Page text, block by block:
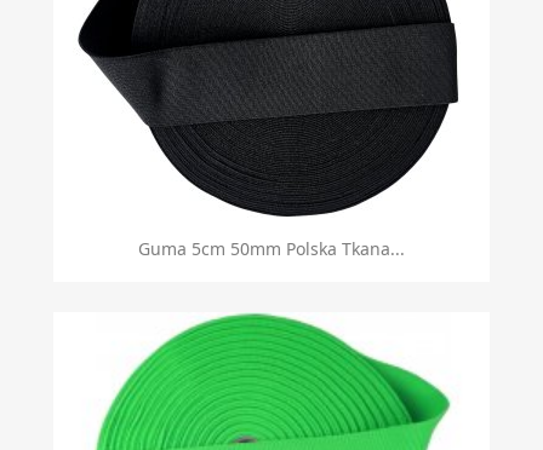
Guma 5cm 50mm Polska Tkana...